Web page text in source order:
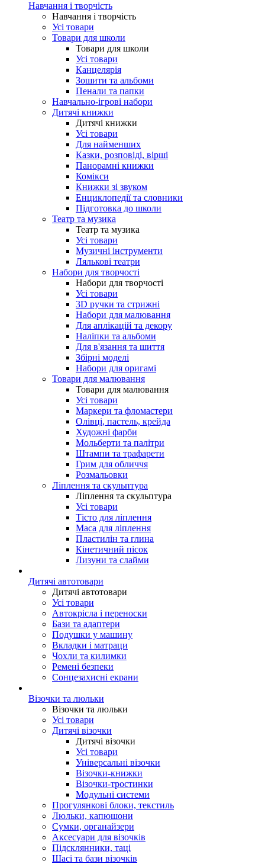
Навчання і творчість
Навчання і творчість
Усі товари
Товари для школи
Товари для школи
Усі товари
Канцелярія
Зошити та альбоми
Пенали та папки
Навчально-ігрові набори
Дитячі книжки
Дитячі книжки
Усі товари
Для найменших
Казки, розповіді, вірші
Панорамні книжки
Комікси
Книжки зі звуком
Енциклопедії та словники
Підготовка до школи
Театр та музика
Театр та музика
Усі товари
Музичні інструменти
Лялькові театри
Набори для творчості
Набори для творчості
Усі товари
3D ручки та стрижні
Набори для малювання
Для аплікацій та декору
Наліпки та альбоми
Для в'язання та шиття
Збірні моделі
Набори для оригамі
Товари для малювання
Товари для малювання
Усі товари
Маркери та фломастери
Олівці, пастель, крейда
Художні фарби
Мольберти та палітри
Штампи та трафарети
Грим для обличчя
Розмальовки
Ліплення та скульптура
Ліплення та скульптура
Усі товари
Тісто для ліплення
Маса для ліплення
Пластилін та глина
Кінетичний пісок
Лизуни та слайми
Дитячі автотовари
Дитячі автотовари
Усі товари
Автокрісла і переноски
Бази та адаптери
Подушки у машину
Вкладки і матраци
Чохли та килимки
Ремені безпеки
Сонцезахисні екрани
Візочки та люльки
Візочки та люльки
Усі товари
Дитячі візочки
Дитячі візочки
Усі товари
Універсальні візочки
Візочки-книжки
Візочки-тростинки
Модульні системи
Прогулянкові блоки, текстиль
Люльки, капюшони
Сумки, органайзери
Аксесуари для візочків
Підсклянники, таці
Шасі та бази візочків